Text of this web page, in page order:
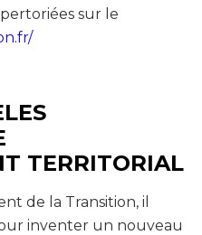
sur le
TERRITORIAL
de la Transition, il
inventer un nouveau